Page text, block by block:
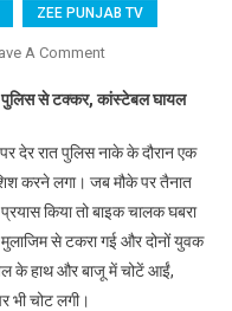
ZEE PUNJAB TV
A CommentOn जालंधर रेलवे
बाइक सवार की
कांस्टेबल घायल
से टक्कर, कांस्टेबल घायल
देर रात पुलिस नाके के दौरान एक
करने लगा। जब मौके पर तैनात
किया तो बाइक चालक घबरा
से टकरा गई और दोनों युवक
के हाथ और बाजू में चोटें आईं,
भी चोट लगी।